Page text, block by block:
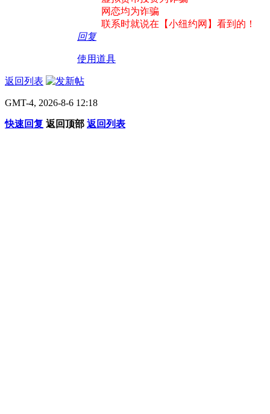
网恋均为诈骗
联系时就说在【小纽约网】看到的！
回复
使用道具
返回列表
GMT-4, 2026-8-6 12:18
快速回复 返回顶部 返回列表